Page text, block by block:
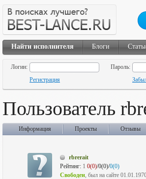
Найти исполнителя Блоги
Логин:
Пароль:
Регистрация
Пользователь
Информация Проекты Отзывы
rbrerait
Рейтинг: 1 0(0)/0(0)/0(0)
Свободен, был на сайте